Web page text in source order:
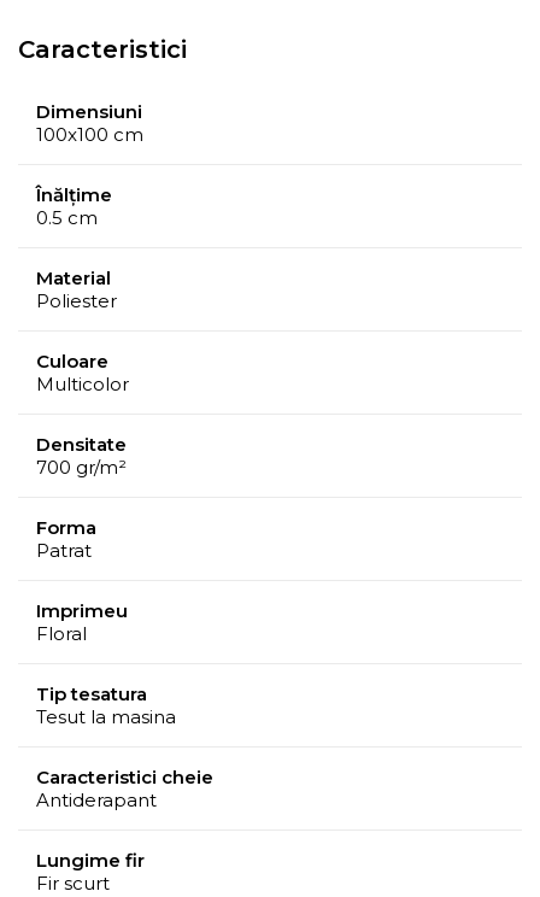
Caracteristici
Dimensiuni
100x100 cm
Înălțime
0.5 cm
Material
Poliester
Culoare
Multicolor
Densitate
700 gr/m²
Forma
Patrat
Imprimeu
Floral
Tip tesatura
Tesut la masina
Caracteristici cheie
Antiderapant
Lungime fir
Fir scurt